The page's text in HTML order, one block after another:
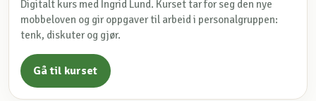
Digitalt kurs med Ingrid Lund. Kurset tar for seg den nye
mobbeloven og gir oppgaver til arbeid i personalgruppen:
tenk, diskuter og gjør.
Gå til kurset